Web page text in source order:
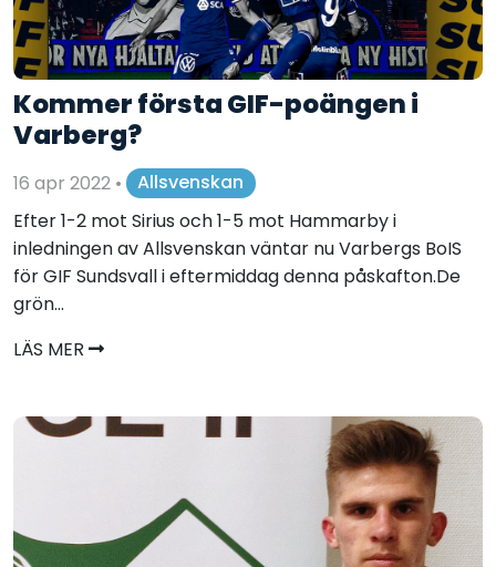
Kommer första GIF-poängen i
Varberg?
16 apr 2022 •
Allsvenskan
Efter 1-2 mot Sirius och 1-5 mot Hammarby i
inledningen av Allsvenskan väntar nu Varbergs BoIS
för GIF Sundsvall i eftermiddag denna påskafton.De
grön...
LÄS MER